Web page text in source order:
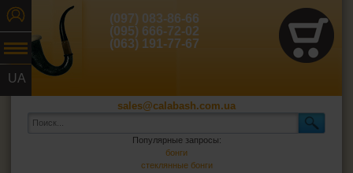
UA
(097) 083-86-66
(095) 666-72-02
(063) 191-77-67
sales@calabash.com.ua
Популярные запросы:
бонги
стеклянные бонги